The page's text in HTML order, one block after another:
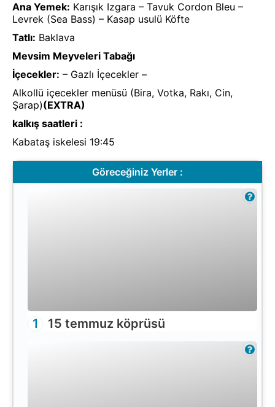
Ana Yemek: Karışık Izgara – Tavuk Cordon Bleu –
Levrek (Sea Bass) – Kasap usulü Köfte
Tatlı: Baklava
Mevsim Meyveleri Tabağı
İçecekler: – Gazlı İçecekler –
Alkollü içecekler menüsü (Bira, Votka, Rakı, Cin,
Şarap)(EXTRA)
kalkış saatleri :
Kabataş iskelesi 19:45
Göreceğiniz Yerler :
1 15 temmuz köprüsü